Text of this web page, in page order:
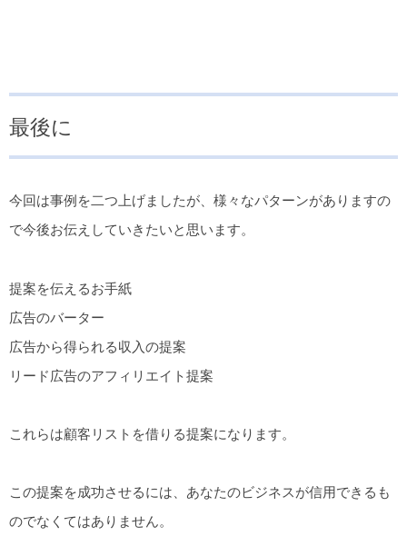
最後に
今回は事例を二つ上げましたが、様々なパターンがありますの
で今後お伝えしていきたいと思います。
提案を伝えるお手紙
広告のバーター
広告から得られる収入の提案
リード広告のアフィリエイト提案
これらは顧客リストを借りる提案になります。
この提案を成功させるには、あなたのビジネスが信用できるも
のでなくてはありません。